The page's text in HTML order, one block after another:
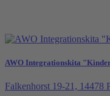
AWO Integrationskita
Falkenhorst 19-21, 14478